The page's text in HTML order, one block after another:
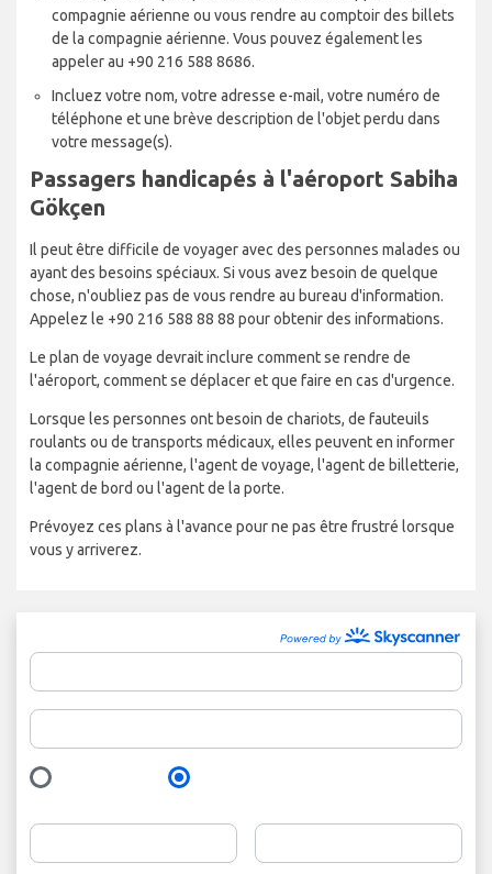
compagnie aérienne ou vous rendre au comptoir des billets
de la compagnie aérienne. Vous pouvez également les
appeler au +90 216 588 8686.
Incluez votre nom, votre adresse e-mail, votre numéro de
téléphone et une brève description de l'objet perdu dans
votre message(s).
Passagers handicapés à l'aéroport Sabiha
Gökçen
Il peut être difficile de voyager avec des personnes malades ou
ayant des besoins spéciaux. Si vous avez besoin de quelque
chose, n'oubliez pas de vous rendre au bureau d'information.
Appelez le +90 216 588 88 88 pour obtenir des informations.
Le plan de voyage devrait inclure comment se rendre de
l'aéroport, comment se déplacer et que faire en cas d'urgence.
Lorsque les personnes ont besoin de chariots, de fauteuils
roulants ou de transports médicaux, elles peuvent en informer
la compagnie aérienne, l'agent de voyage, l'agent de billetterie,
l'agent de bord ou l'agent de la porte.
Prévoyez ces plans à l'avance pour ne pas être frustré lorsque
vous y arriverez.